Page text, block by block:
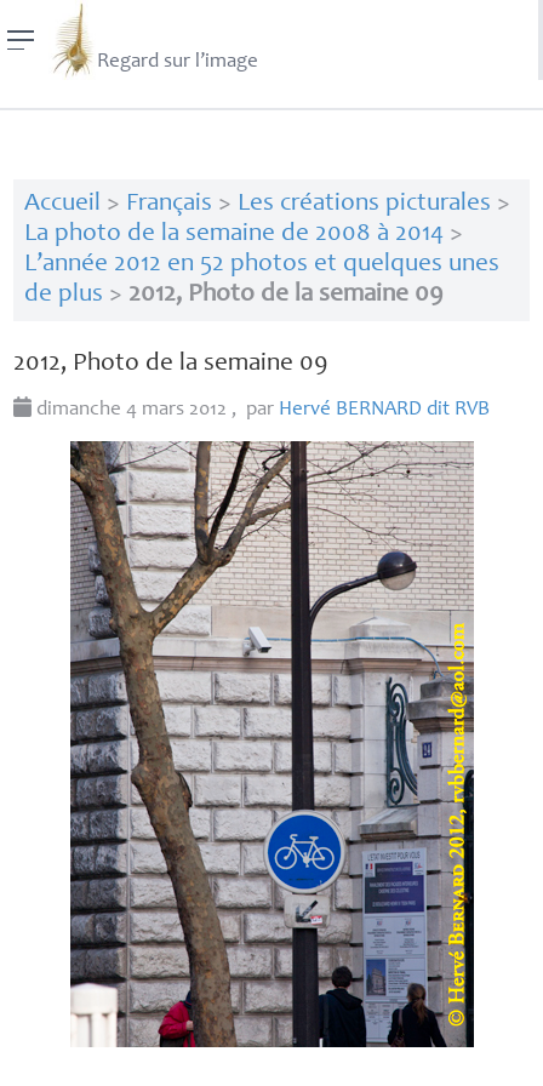
Regard sur l’image
Accueil > Français > Les créations picturales >
La photo de la semaine de 2008 à 2014>
L’année 2012 en 52 photos et quelques unes
de plus > 2012, Photo de la semaine 09
2012, Photo de la semaine 09
dimanche 4 mars 2012 , par Hervé BERNARD dit RVB